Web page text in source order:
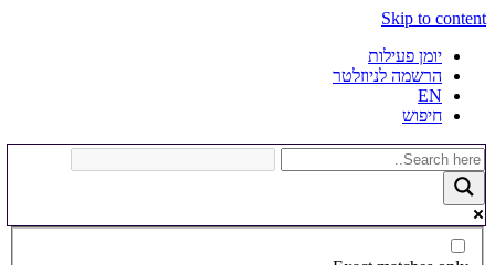
Skip to content
יומן פעילות
הרשמה לניוזלטר
EN
חיפוש